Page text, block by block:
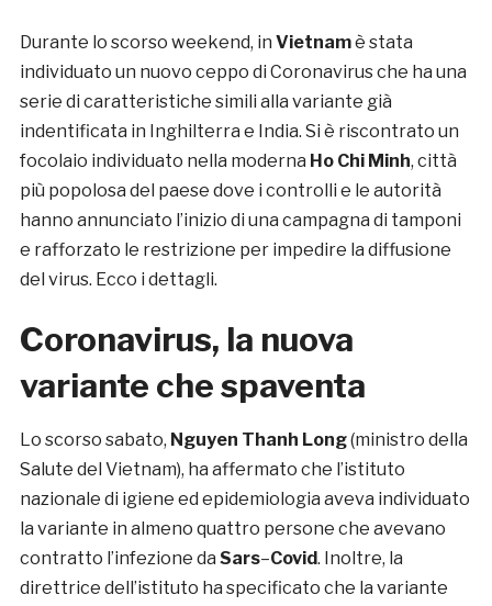
Durante lo scorso weekend, in Vietnamè stata
individuato un nuovo ceppo di Coronavirus che ha una
serie di caratteristiche simili alla variante già
indentificata in Inghilterra e India. Si è riscontrato un
focolaio individuato nella moderna Ho Chi Minh, città
più popolosa del paese dove i controlli e le autorità
hanno annunciato l’inizio di una campagna di tamponi
e rafforzato le restrizione per impedire la diffusione
del virus. Ecco i dettagli.
Coronavirus, la nuova
variante che spaventa
Lo scorso sabato, Nguyen Thanh Long(ministro della
Salute del Vietnam), ha affermato che l’istituto
nazionale di igiene ed epidemiologia aveva individuato
la variante in almeno quattro persone che avevano
contratto l’infezione da Sars–Covid. Inoltre, la
direttrice dell’istituto ha specificato che la variante